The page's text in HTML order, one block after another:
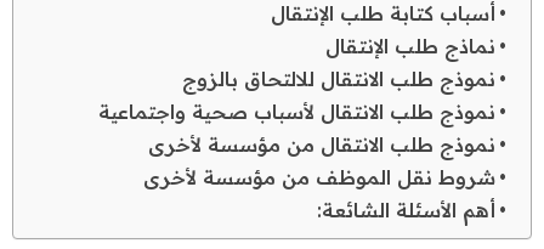
أسباب كتابة طلب الإنتقال
نماذج طلب الإنتقال
نموذج طلب الانتقال للالتحاق بالزوج
نموذج طلب الانتقال لأسباب صحية واجتماعية
نموذج طلب الانتقال من مؤسسة لأخرى
شروط نقل الموظف من مؤسسة لأخرى
أهم الأسئلة الشائعة: